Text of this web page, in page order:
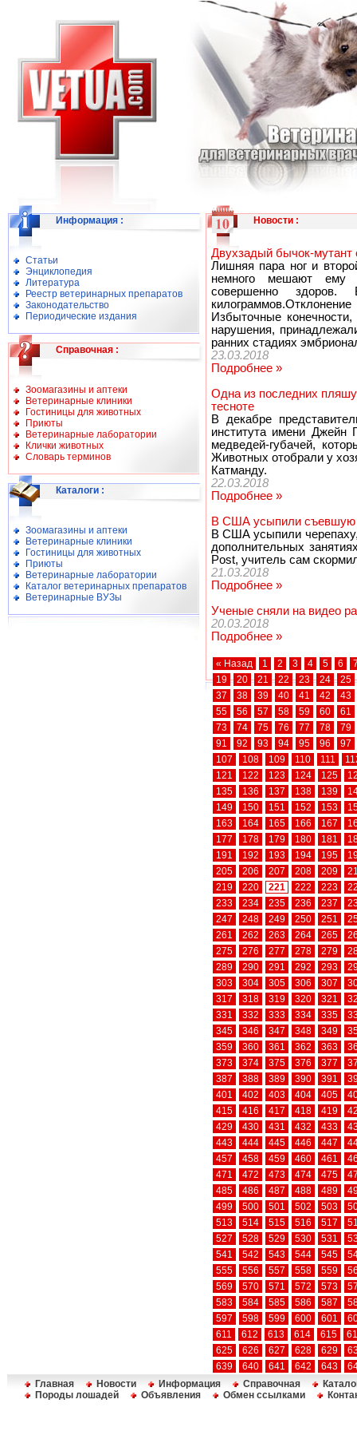
Информация :
Статьи
Энциклопедия
Литература
Реестр ветеринарных препаратов
Законодательство
Периодические издания
Справочная :
Зоомагазины и аптеки
Ветеринарные клиники
Гостиницы для животных
Приюты
Ветеринарные лаборатории
Клички животных
Словарь терминов
Каталоги :
Зоомагазины и аптеки
Ветеринарные клиники
Гостиницы для животных
Приюты
Ветеринарные лаборатории
Каталог ветеринарных препаратов
Ветеринарные ВУЗы
Новости:
Двухзадый бычок-мутант
Лишняя пара ног и
немного мешают ему
совершенно здоров.
Избыточные
нарушения,
ранних стадиях
23.03.2018
Подробнее »
Одна из последних
тесноте
В декабре
института имени Джейн
медведей-губачей,
Животных отобрали у
Катманду.
22.03.2018
Подробнее »
В США усыпили съевшую
В США усыпили
дополнительных
Post, учитель сам
21.03.2018
Подробнее »
Ученые сняли на видео
20.03.2018
Подробнее »
« Назад 1 2 3 4 5 6
19
20 21 22 23 24
25
37
38 39 40 41 42
43
55
56 57 58 59 60
61
73
74 75 76 77 78
79
91
92 93 94 95 96
97
107
108 109 110 111
121
122 123 124 125
135
136 137 138 139
149
150 151 152 153
163
164 165 166 167
177
178 179 180 181
191
192 193 194 195
205
206 207 208 209
219
220 221 222 223
233
234 235 236 237
247
248 249 250 251
261
262 263 264 265
275
276 277 278 279
289
290 291 292 293
303
304 305 306 307
317
318 319 320 321
331
332 333 334 335
345
346 347 348 349
359
360 361 362 363
373
374 375 376 377
387
388 389 390 391
401
402 403 404 405
415
416 417 418 419
429
430 431 432 433
443
444 445 446 447
457
458 459 460 461
471
472 473 474 475
485
486 487 488 489
499
500 501 502 503
513
514 515 516 517
527
528 529 530 531
541
542 543 544 545
555
556 557 558 559
569
570 571 572 573
583
584 585 586 587
597
598 599 600 601
611
612 613 614 615
625
626 627 628 629
639
640 641 642 643
Главная
Новости Информация Справочная
Породы лошадей
Объявления Обмен ссылками